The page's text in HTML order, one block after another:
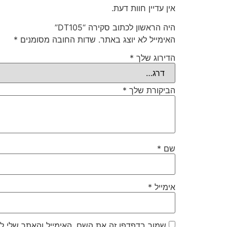
אין עדיין חוות דעת.
היה הראשון לכתוב סקירה “DT105”
האימייל לא יוצג באתר. שדות החובה מסומנים *
הדירוג שלך *
הביקורת שלך *
שם *
אימייל *